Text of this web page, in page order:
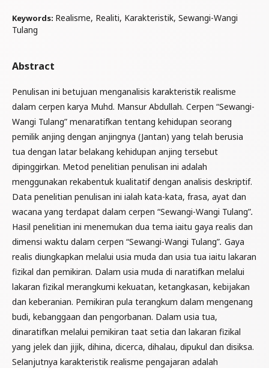
Keywords: Realisme, Realiti, Karakteristik, Sewangi-Wangi
Tulang
Abstract
Penulisan ini betujuan menganalisis karakteristik realisme
dalam cerpen karya Muhd. Mansur Abdullah. Cerpen “Sewangi-
Wangi Tulang” menaratifkan tentang kehidupan seorang
pemilik anjing dengan anjingnya (Jantan) yang telah berusia
tua dengan latar belakang kehidupan anjing tersebut
dipinggirkan. Metod penelitian penulisan ini adalah
menggunakan rekabentuk kualitatif dengan analisis deskriptif.
Data penelitian penulisan ini ialah kata-kata, frasa, ayat dan
wacana yang terdapat dalam cerpen “Sewangi-Wangi Tulang”.
Hasil penelitian ini menemukan dua tema iaitu gaya realis dan
dimensi waktu dalam cerpen “Sewangi-Wangi Tulang”. Gaya
realis diungkapkan melalui usia muda dan usia tua iaitu lakaran
fizikal dan pemikiran. Dalam usia muda di naratifkan melalui
lakaran fizikal merangkumi kekuatan, ketangkasan, kebijakan
dan keberanian. Pemikiran pula terangkum dalam mengenang
budi, kebanggaan dan pengorbanan. Dalam usia tua,
dinaratifkan melalui pemikiran taat setia dan lakaran fizikal
yang jelek dan jijik, dihina, dicerca, dihalau, dipukul dan disiksa.
Selanjutnya karakteristik realisme pengajaran adalah